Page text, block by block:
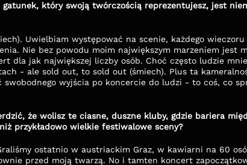
gatunek, który swoją twórczością reprezentujesz, jest
Uwielbiam występować na scenie, każdego wieczoru
Nie bez powodu moim największym marzeniem jest
dla jak największej liczby osób. Choć często ludzie
- ale sold out, to sold out (śmiech). Plus ta
swobodnego wyjścia po koncercie do ludzi - to coś, co
że wolisz te ciasne, duszne kluby, gdzie bariera
przykładowo wielkie festiwalowe sceny?
ostatnio w austriackim Graz, w kawiarni na 60
przed moją twarzą. No i tamten koncert